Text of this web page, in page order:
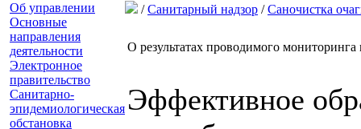
Об управлении
Основные
направления
деятельности
Электронное
правительство
Санитарно-
эпидемиологическая
обстановка
/Санитарный надзор /Саночистка
О результатах проводимого
Эффективное